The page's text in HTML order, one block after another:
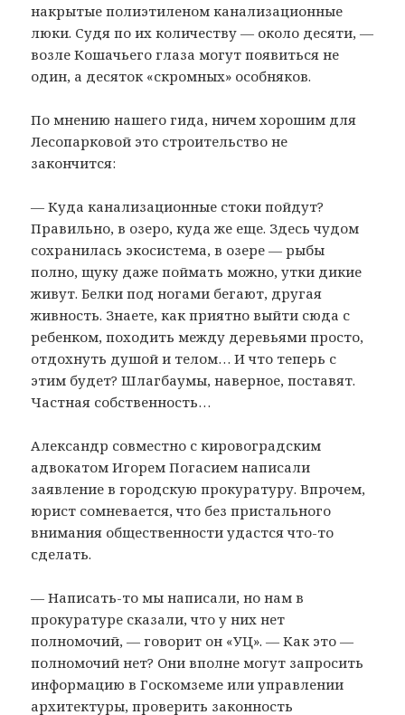
накрытые полиэтиленом канализационные
люки. Судя по их количеству — около десяти, —
возле Кошачьего глаза могут появиться не
один, а десяток «скромных» особняков.
По мнению нашего гида, ничем хорошим для
Лесопарковой это строительство не
закончится:
— Куда канализационные стоки пойдут?
Правильно, в озеро, куда же еще. Здесь чудом
сохранилась экосистема, в озере — рыбы
полно, щуку даже поймать можно, утки дикие
живут. Белки под ногами бегают, другая
живность. Знаете, как приятно выйти сюда с
ребенком, походить между деревьями просто,
отдохнуть душой и телом… И что теперь с
этим будет? Шлагбаумы, наверное, поставят.
Частная собственность…
Александр совместно с кировоградским
адвокатом Игорем Погасием написали
заявление в городскую прокуратуру. Впрочем,
юрист сомневается, что без пристального
внимания общественности удастся что-то
сделать.
— Написать-то мы написали, но нам в
прокуратуре сказали, что у них нет
полномочий, — говорит он «УЦ». — Как это —
полномочий нет? Они вполне могут запросить
информацию в Госкомземе или управлении
архитектуры, проверить законность